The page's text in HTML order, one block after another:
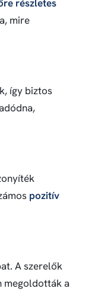
részletes
mire
így biztos
pozitív
A szerelők
megoldották a